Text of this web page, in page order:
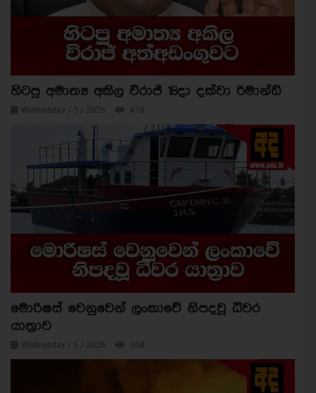
හිටපු අමාත්‍ය අකිල විරාජ් 18දා දක්වා රිමාන්ඩ්
Wednesday / 5 / 2026 478
මොරිෂස් වෙනුවෙන් ලංකාවේ නිපදවූ ධීවර
යාත්‍රාව
Wednesday / 5 / 2026 368